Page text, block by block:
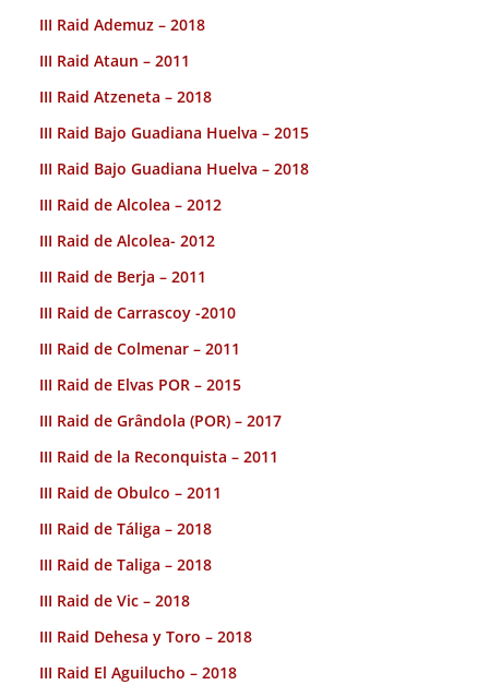
III Raid Ademuz – 2018
III Raid Ataun – 2011
III Raid Atzeneta – 2018
III Raid Bajo Guadiana Huelva – 2015
III Raid Bajo Guadiana Huelva – 2018
III Raid de Alcolea – 2012
III Raid de Alcolea- 2012
III Raid de Berja – 2011
III Raid de Carrascoy -2010
III Raid de Colmenar – 2011
III Raid de Elvas POR – 2015
III Raid de Grândola (POR) – 2017
III Raid de la Reconquista – 2011
III Raid de Obulco – 2011
III Raid de Táliga – 2018
III Raid de Taliga – 2018
III Raid de Vic – 2018
III Raid Dehesa y Toro – 2018
III Raid El Aguilucho – 2018